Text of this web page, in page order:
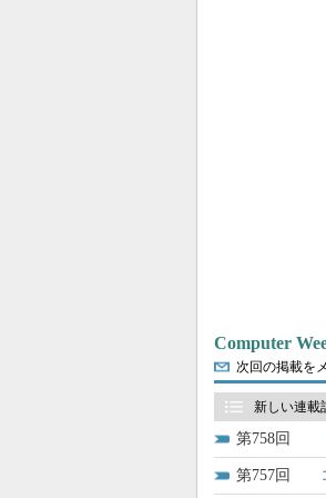
Computer
次回の掲載を
新しい連載
758
757